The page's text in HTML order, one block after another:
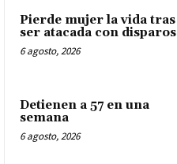
Pierde mujer la vida tras
ser atacada con disparos
6 agosto, 2026
Detienen a 57 en una
semana
6 agosto, 2026